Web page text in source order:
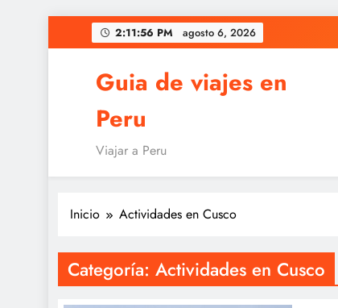
al
2:11:57 PM agosto 6, 2026
Guia de viajes en
Peru
Viajar a Peru
Inicio Actividades en Cusco
Categoría: Actividades en Cusco